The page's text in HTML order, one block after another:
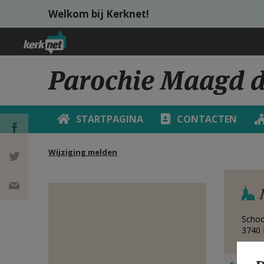
Overslaan en naar de inhoud gaan
Welkom bij Kerknet!
Parochie Maagd
STARTPAGINA CONTACTEN
Wijziging melden
DEEL OP
FACEBOOK
DEEL OP
3740